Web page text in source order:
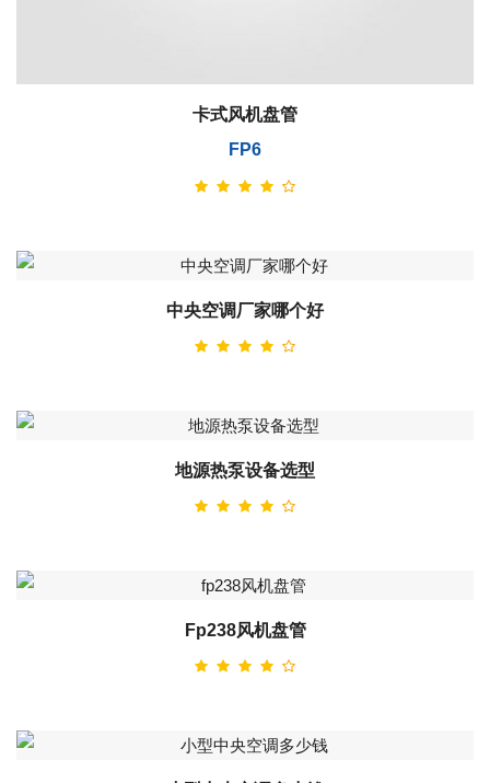
卡式风机盘管
FP6
中央空调厂家哪个好
地源热泵设备选型
Fp238风机盘管